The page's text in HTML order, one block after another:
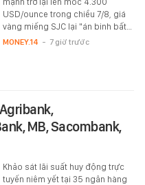
USD/ounce trong chiều 7/8, giá
vàng miếng SJC lại "án binh bất…
MONEY.14 - 7 giờ trước
MB, Sacombank,
Khảo sát lãi suất huy động trực
tuyến niêm yết tại 35 ngân hàng